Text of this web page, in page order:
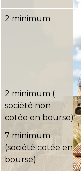
2 minimum
2 minimum (
société non
cotée en bourse)
7 minimum
(société cotée en
bourse)